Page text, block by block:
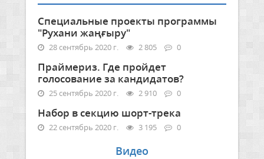
Специальные проекты программы
"Рухани жаңғыру"
28 сентябрь 2020 г. 2 805 0
Праймериз. Где пройдет
голосование за кандидатов?
25 сентябрь 2020 г. 2 910 0
Набор в секцию шорт-трека
22 сентябрь 2020 г. 3 195 0
Видео